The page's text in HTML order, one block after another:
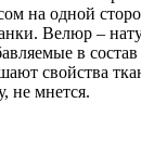
на одной
Велюр –
в
свойства
не мнется.